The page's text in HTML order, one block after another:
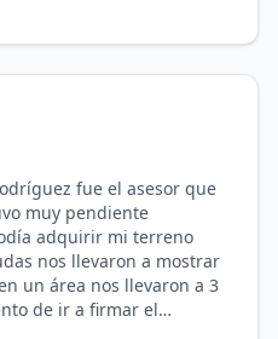
fue el asesor que
muy pendiente
adquirir mi terreno
nos llevaron a mostrar
un área nos llevaron a 3
de ir a firmar el